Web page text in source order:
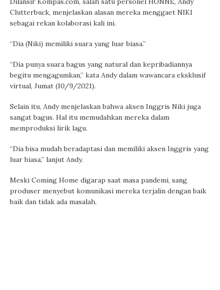
Clutterbuck, menjelaskan alasan mereka menggaet NIKI
sebagai rekan kolaborasi kali ini.
“Dia (Niki) memiliki suara yang luar biasa.”
“Dia punya suara bagus yang natural dan kepribadiannya
begitu mengagumkan,” kata Andy dalam wawancara eksklusif
virtual, Jumat (10/9/2021).
Selain itu, Andy menjelaskan bahwa aksen Inggris Niki juga
sangat bagus. Hal itu memudahkan mereka dalam
memproduksi lirik lagu.
“Dia bisa mudah beradaptasi dan memiliki aksen Inggris yang
luar biasa,” lanjut Andy.
Meski Coming Home digarap saat masa pandemi, sang
produser menyebut komunikasi mereka terjalin dengan baik
baik dan tidak ada masalah.